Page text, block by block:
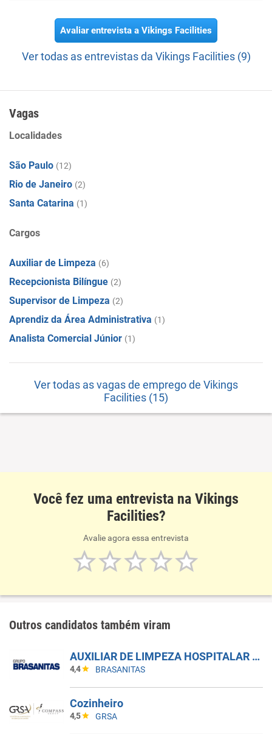
Avaliar entrevista a Vikings Facilities
Ver todas as entrevistas da Vikings Facilities (9)
Vagas
Localidades
São Paulo (12)
Rio de Janeiro (2)
Santa Catarina (1)
Cargos
Auxiliar de Limpeza (6)
Recepcionista Bilíngue (2)
Supervisor de Limpeza (2)
Aprendiz da Área Administrativa (1)
Analista Comercial Júnior (1)
Ver todas as vagas de emprego de Vikings
Facilities (15)
Você fez uma entrevista na Vikings
Facilities?
Avalie agora essa entrevista
Outros candidatos também viram
AUXILIAR DE LIMPEZA HOSPITALAR - 5X1 - MANHÃ
4,4 BRASANITAS
Cozinheiro
4,5 GRSA